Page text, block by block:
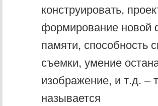
конструировать,
формирование
памяти, способность
съемки, умение
изображение, и т.д. –
называется